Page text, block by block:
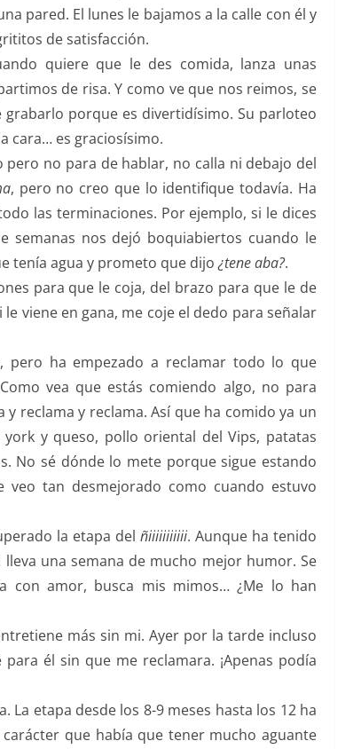
pared. El lunes le bajamos a la calle con él y
de satisfacción.
quiere que le des comida, lanza unas
de risa. Y como ve que nos reimos, se
porque es divertidísimo. Su parloteo
cara… es graciosísimo.
no para de hablar, no calla ni debajo del
, pero no creo que lo identifique todavía. Ha
las terminaciones. Por ejemplo, si le dices
semanas nos dejó boquiabiertos cuando le
tenía agua y prometo que dijo¿tene aba?.
para que le coja, del brazo para que le de
viene en gana, me coje el dedo para señalar
pero ha empezado a reclamar todo lo que
vea que estás comiendo algo, no para
reclama y reclama. Así que ha comido ya un
y queso, pollo oriental del Vips, patatas
No sé dónde lo mete porque sigue estando
tan desmejorado como cuando estuvo
la etapa delñiiiiiiiiiii. Aunque ha tenido
una semana de mucho mejor humor. Se
con amor, busca mis mimos… ¿Me lo han
más sin mi. Ayer por la tarde incluso
él sin que me reclamara. ¡Apenas podía
etapa desde los 8-9 meses hasta los 12 ha
que había que tener mucho aguante